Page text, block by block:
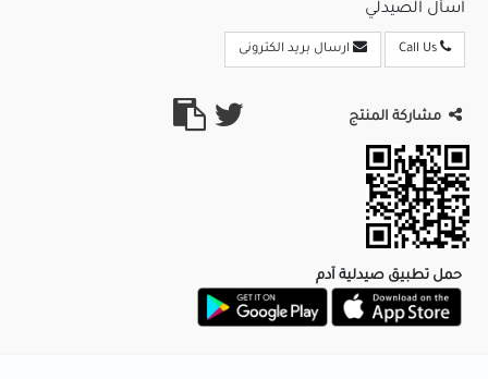
اسأل الصيدلي
ارسال بريد الكترونى
مشاركة المنتج
حمل تطبيق صيدلية آدم